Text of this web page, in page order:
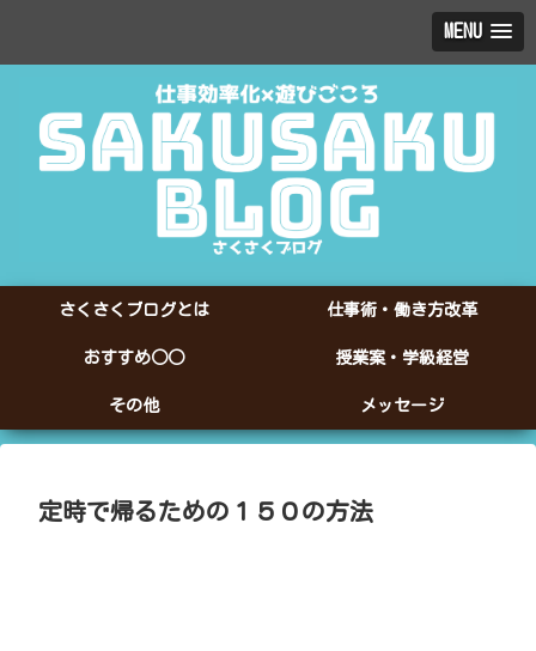
MENU
さくさくブログとは 仕事術・働き方改革
おすすめ○○ 授業案・学級経営
その他 メッセージ
定時で帰るための１５０の方法